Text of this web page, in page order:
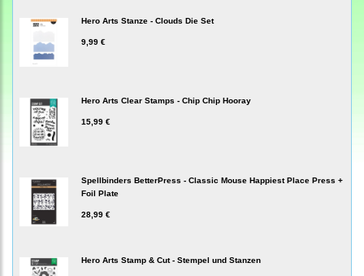
Hero Arts Stanze - Clouds Die Set
9,99 €
Hero Arts Clear Stamps - Chip Chip Hooray
15,99 €
Spellbinders BetterPress - Classic Mouse Happiest Place Press +
Foil Plate
28,99 €
Hero Arts Stamp & Cut - Stempel und Stanzen